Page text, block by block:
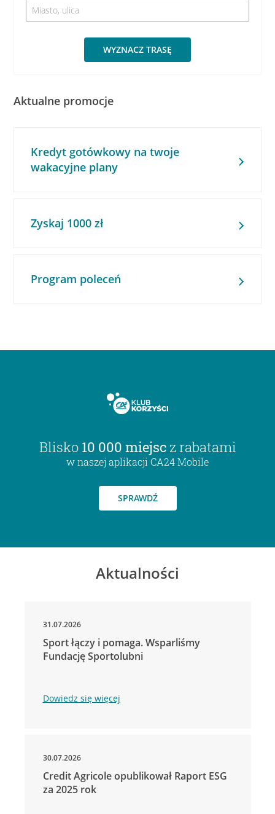
WYZNACZ TRASĘ
Aktualne promocje
Kredyt gotówkowy na twoje
wakacyjne plany
Zyskaj 1000 zł
Program poleceń
Blisko 10 000 miejsc z rabatami
w naszej aplikacji CA24 Mobile
SPRAWDŹ
Aktualności
31.07.2026
Sport łączy i pomaga. Wsparliśmy
Fundację Sportolubni
Dowiedz się więcej
30.07.2026
Credit Agricole opublikował Raport ESG
za 2025 rok